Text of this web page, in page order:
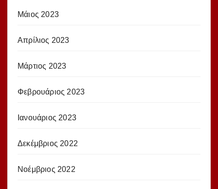
Μάιος 2023
Απρίλιος 2023
Μάρτιος 2023
Φεβρουάριος 2023
Ιανουάριος 2023
Δεκέμβριος 2022
Νοέμβριος 2022